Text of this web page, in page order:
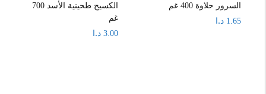
السرور حلاوة 400 غم
1.65 د.ا
الكسيح طحينية الأسد 700
غم
3.00 د.ا